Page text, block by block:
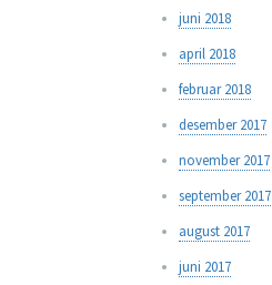
juni 2018
april 2018
februar 2018
desember 2017
november 2017
september 2017
august 2017
juni 2017